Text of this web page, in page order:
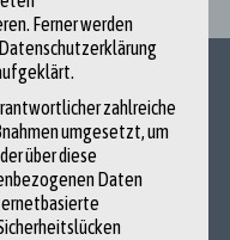
Ferner werden
zahlreiche
umgesetzt, um
über diese
Daten